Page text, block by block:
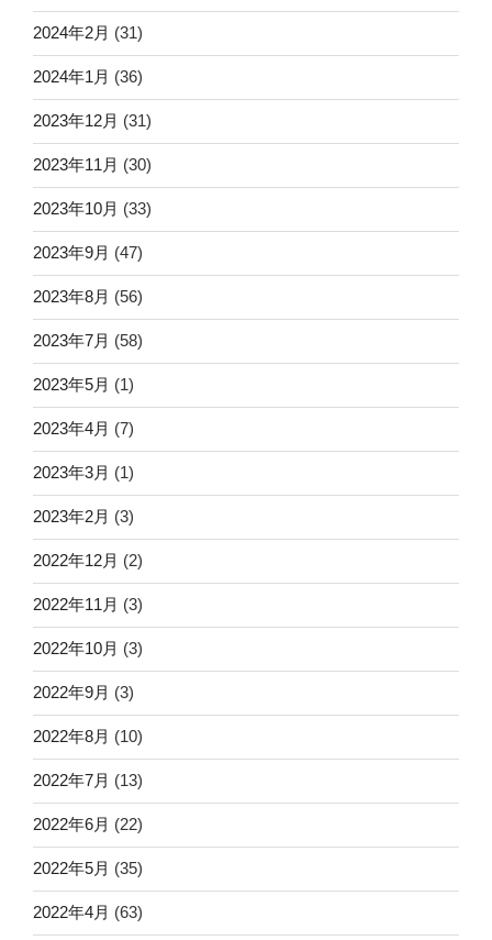
2024年2月 (31)
2024年1月 (36)
2023年12月 (31)
2023年11月 (30)
2023年10月 (33)
2023年9月 (47)
2023年8月 (56)
2023年7月 (58)
2023年5月 (1)
2023年4月 (7)
2023年3月 (1)
2023年2月 (3)
2022年12月 (2)
2022年11月 (3)
2022年10月 (3)
2022年9月 (3)
2022年8月 (10)
2022年7月 (13)
2022年6月 (22)
2022年5月 (35)
2022年4月 (63)